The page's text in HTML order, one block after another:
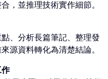
，並推理技術實作細節。
、分析長篇筆記、整理發
源資料轉化為清楚結論。
作